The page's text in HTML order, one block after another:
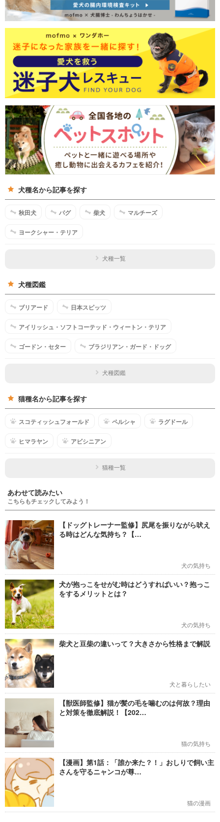
犬種名から記事を探す
秋田犬 パグ 柴犬 マルチーズ
ヨークシャー・テリア
犬種一覧
犬種図鑑
ブリアード 日本スピッツ
アイリッシュ・ソフトコーテッド・ウィートン・テリア
ゴードン・セター ブラジリアン・ガード・ドッグ
犬種図鑑
猫種名から記事を探す
スコティッシュフォールド ペルシャ ラグドール
ヒマラヤン アビシニアン
猫種一覧
あわせて読みたい
こちらもチェックしてみよう！
【ドッグトレーナー監修】尻尾を振りながら吠え
る時はどんな気持ち？【…
犬の気持ち
犬が抱っこをせがむ時はどうすればいい？抱っこ
をするメリットとは？
犬の気持ち
柴犬と豆柴の違いって？大きさから性格まで解説
犬と暮らしたい
【獣医師監修】猫が髪の毛を噛むのは何故？理由
と対策を徹底解説！【202…
猫の気持ち
【漫画】第1話：「誰か来た？！」おしりで飼い主
さんを守るニャンコが尊…
猫の漫画